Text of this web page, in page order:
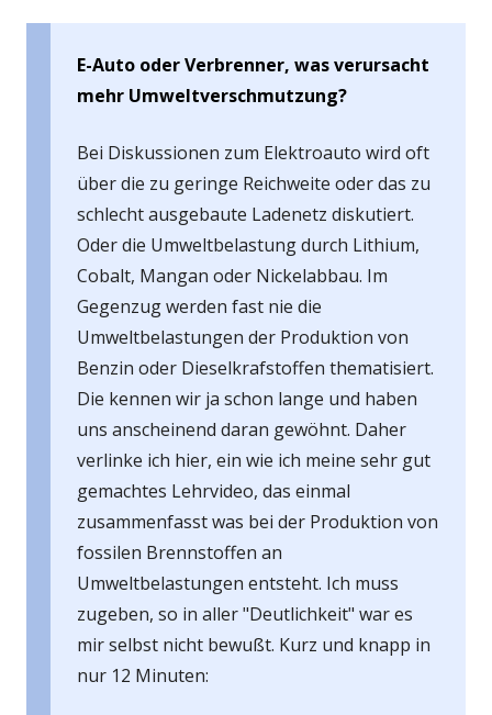
E-Auto oder Verbrenner, was verursacht
mehr Umweltverschmutzung?
Bei Diskussionen zum Elektroauto wird oft
über die zu geringe Reichweite oder das zu
schlecht ausgebaute Ladenetz diskutiert.
Oder die Umweltbelastung durch Lithium,
Cobalt, Mangan oder Nickelabbau. Im
Gegenzug werden fast nie die
Umweltbelastungen der Produktion von
Benzin oder Dieselkrafstoffen thematisiert.
Die kennen wir ja schon lange und haben
uns anscheinend daran gewöhnt. Daher
verlinke ich hier, ein wie ich meine sehr gut
gemachtes Lehrvideo, das einmal
zusammenfasst was bei der Produktion von
fossilen Brennstoffen an
Umweltbelastungen entsteht. Ich muss
zugeben, so in aller "Deutlichkeit" war es
mir selbst nicht bewußt. Kurz und knapp in
nur 12 Minuten: